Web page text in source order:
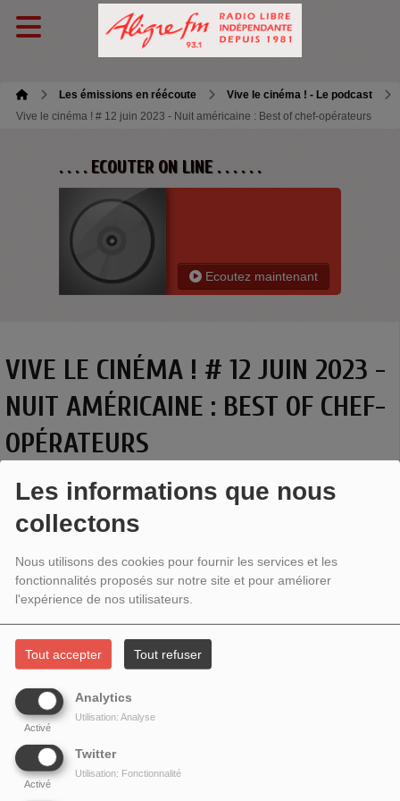
Les informations que nous
collectons
Nous utilisons des cookies pour fournir les services et les
fonctionnalités proposés sur notre site et pour améliorer
l'expérience de nos utilisateurs.
Tout accepter Tout refuser
Analytics
Activé
Utilisation: Analyse
Twitter
Activé
Utilisation: Fonctionnalité
Les émissions en réécoute
Vive le cinéma ! - Le podcast
Vive le cinéma ! # 12 juin 2023 - Nuit américaine : Best of chef-opérateurs
. . . . ECOUTER ON LINE . . . . . .
Ecoutez maintenant
VIVE LE CINÉMA ! # 12 JUIN 2023 -
NUIT AMÉRICAINE : BEST OF CHEF-
OPÉRATEURS
NUIT AMÉRICAINE / VIVE LE CINÉMA